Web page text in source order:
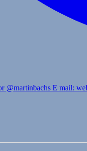
@martinbachs E mail: